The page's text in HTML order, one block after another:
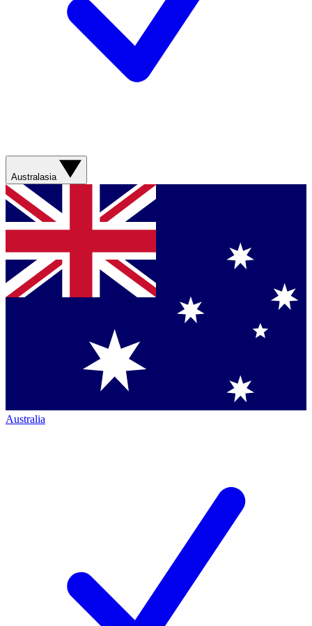
Australasia
Australia